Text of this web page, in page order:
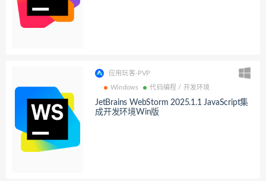
应用玩客-PVP
Windows 代码编程 / 开发环境
JetBrains WebStorm 2025.1.1 JavaScript集
成开发环境Win版